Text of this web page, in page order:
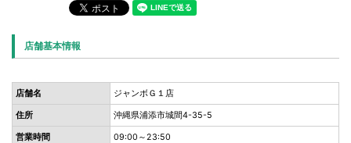
店舗基本情報
店舗名 ジャンボＧ１店
住所 沖縄県浦添市城間4-35-5
営業時間 09:00～23:50